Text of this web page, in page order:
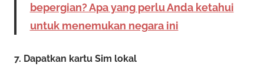
bepergian? Apa yang perlu Anda ketahui
untuk menemukan negara ini
7. Dapatkan kartu Sim lokal